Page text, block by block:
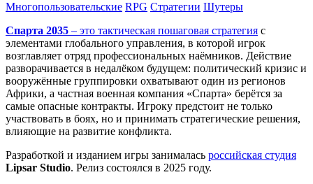
Многопользовательские RPG Стратегии Шутеры
Спарта 2035 – это тактическая пошаговая стратегия с
элементами глобального управления, в которой игрок
возглавляет отряд профессиональных наёмников. Действие
разворачивается в недалёком будущем: политический кризис и
вооружённые группировки охватывают один из регионов
Африки, а частная военная компания «Спарта» берётся за
самые опасные контракты. Игроку предстоит не только
участвовать в боях, но и принимать стратегические решения,
влияющие на развитие конфликта.
Разработкой и изданием игры занималась российская студия
Lipsar Studio. Релиз состоялся в 2025 году.